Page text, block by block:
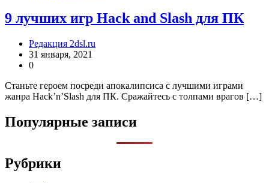
9 лучших игр Hack and Slash для ПК
Редакция 2dsl.ru
31 января, 2021
0
Станьте героем посреди апокалипсиса с лучшими играми
жанра Hack’n’Slash для ПК. Сражайтесь с толпами врагов […]
Популярные записи
Рубрики